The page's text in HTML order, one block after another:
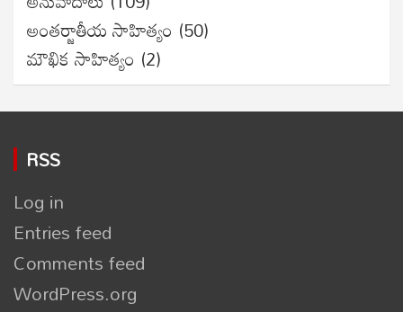
అంతర్జాతీయ సాహిత్యం (50)
మౌఖిక సాహిత్యం (2)
RSS
Log in
Entries feed
Comments feed
WordPress.org